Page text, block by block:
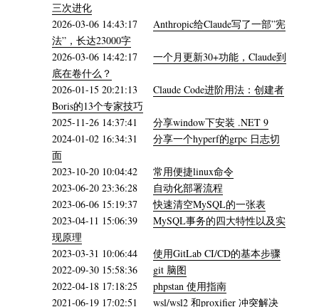
三次进化
2026-03-06 14:43:17 Anthropic给Claude写了一部”宪
法”，长达23000字
2026-03-06 14:42:17 一个月更新30+功能，Claude到
底在卷什么？
2026-01-15 20:21:13 Claude Code进阶用法：创建者
Boris的13个专家技巧
2025-11-26 14:37:41 分享window下安装 .NET 9
2024-01-02 16:34:31 分享一个hyperf的grpc 日志切
面
2023-10-20 10:04:42 常用便捷linux命令
2023-06-20 23:36:28
自动化部署流程
2023-06-06 15:19:37快速清空MySQL的一张表
2023-04-11 15:06:39 MySQL事务的四大特性以及实
现原理
2023-03-31 10:06:44 使用GitLab CI/CD的基本步骤
2022-09-30 15:58:36 git 脑图
2022-04-18 17:18:25 phpstan 使用指南
2021-06-19 17:02:51 wsl/wsl2 和proxifier 冲突解决